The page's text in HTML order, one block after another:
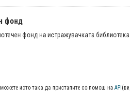
фонд
фонд на истражувачката
можете исто така да пристапите со помош на API